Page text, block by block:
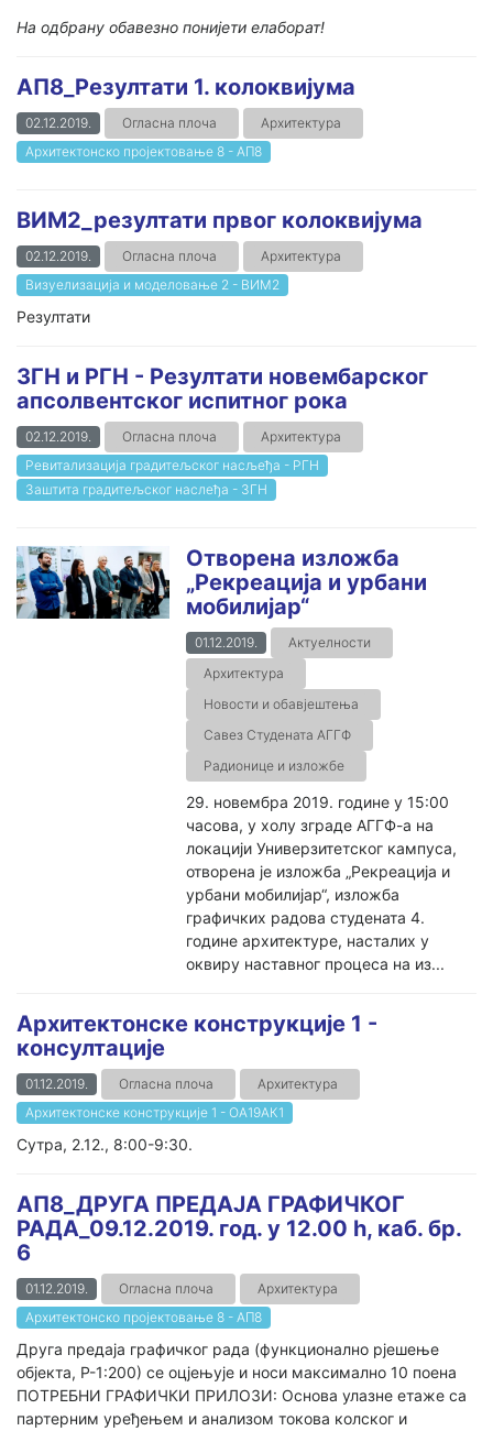
На одбрану обавезно понијети елаборат!
АП8_Резултати 1. колоквијума
02.12.2019. Огласна плоча
Архитектура
Архитектонско пројектовање 8 - АП8
ВИМ2_резултати првог колоквијума
02.12.2019. Огласна плоча
Архитектура
Визуелизација и моделовање 2 - ВИМ2
Резултати
ЗГН и РГН - Резултати новембарског
апсолвентског испитног рока
02.12.2019. Огласна плоча
Архитектура
Ревитализација градитељског насљеђа - РГН
Заштита градитељског наслеђа - ЗГН
Отворена изложба
„Рекреација и урбани
мобилијар“
01.12.2019.
Актуелности
Архитектура
Новости и обавјештења
Савез Студената АГГФ
Радионице и изложбе
29. новембра 2019. године у 15:00
часова, у холу зграде АГГФ-а на
локацији Универзитетског кампуса,
отворена је изложба „Рекреација и
урбани мобилијар“, изложба
графичких радова студената 4.
године архитектуре, насталих у
оквиру наставног процеса на из...
Архитектонске конструкције 1 -
консултације
01.12.2019. Огласна плоча
Архитектура
Архитектонске конструкције 1 - ОА19АК1
Сутра, 2.12., 8:00-9:30.
АП8_ДРУГА ПРЕДАЈА ГРАФИЧКОГ
РАДА_09.12.2019. год. у 12.00 h, каб. бр.
6
01.12.2019. Огласна плоча
Архитектура
Архитектонско пројектовање 8 - АП8
Друга предаја графичког рада (функционално рјешење
објекта, Р-1:200) се оцјењује и носи максимално 10 поена
ПОТРЕБНИ ГРАФИЧКИ ПРИЛОЗИ: Основа улазне етаже са
партерним уређењем и анализом токова колског и